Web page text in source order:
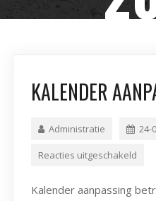
KALENDER
Administratie 24-
Reacties uitgeschakeld
Kalender aanpassing